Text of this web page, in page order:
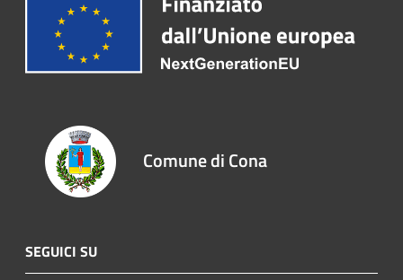
Comune di Cona
SEGUICI SU